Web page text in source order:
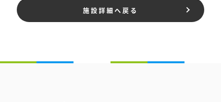
施設詳細へ戻る